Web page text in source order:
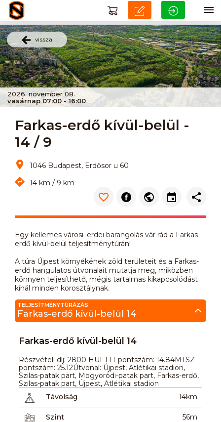
vissza
2026. november 08.
vasárnap 07:00 - 16:00
Farkas-erdő kívül-belül -
14 / 9
1046 Budapest, Erdősor u 60
14 km / 9 km
Egy kellemes városi–erdei barangolás vár rád a Farkas-
erdő kívül-belül teljesítménytúrán!
A túra Újpest környékének zöld területeit és a Farkas-
erdő hangulatos útvonalait mutatja meg, miközben
könnyen teljesíthető, mégis tartalmas kikapcsolódást
kínál minden korosztálynak.
TELJESÍTMÉNYTÚRÁZÁS
Farkas-erdő kívül-belül 14
Farkas-erdő kívül-belül 14
Részvételi díj: 2800 HUFTTT pontszám: 14.84MTSZ
pontszám: 25.12Útvonal: Újpest, Atlétikai stadion,
Szilas-patak part, Mogyoródi-patak part, Farkas-erdő,
Szilas-patak part, Újpest, Atlétikai stadion
Távolság
14km
Szint 56m